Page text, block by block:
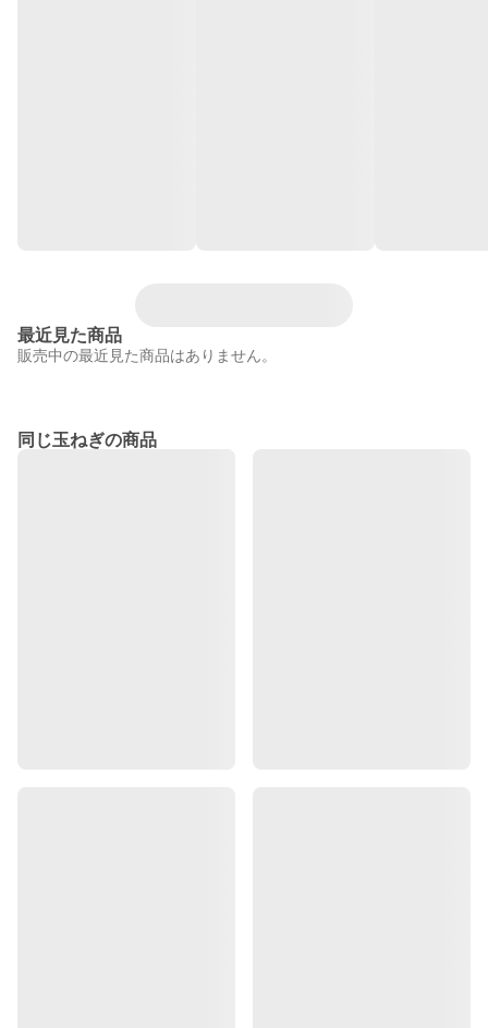
最近見た商品
販売中の最近見た商品はありません。
同じ玉ねぎの商品